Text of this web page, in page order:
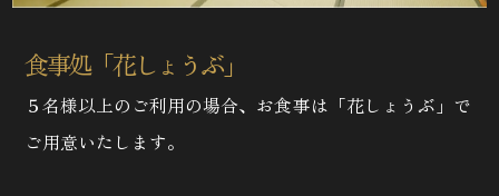
食事処「花しょうぶ」
５名様以上のご利用の場合、お食事は「花しょうぶ」で
ご用意いたします。